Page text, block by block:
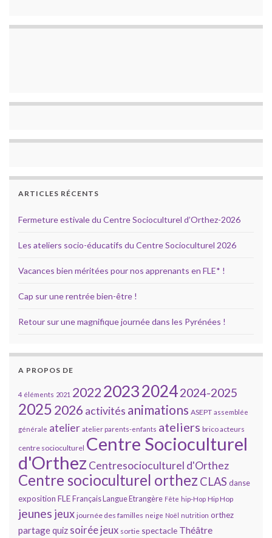
ARTICLES RÉCENTS
Fermeture estivale du Centre Socioculturel d’Orthez-2026
Les ateliers socio-éducatifs du Centre Socioculturel 2026
Vacances bien méritées pour nos apprenants en FLE* !
Cap sur une rentrée bien-être !
Retour sur une magnifique journée dans les Pyrénées !
A PROPOS DE
4 éléments 2021 2022202320242024-2025
20252026 activités animations ASEPT assemblée
générale atelier atelier parents-enfants ateliers brico acteurs
centre socioculturel Centre Socioculturel
d'Orthez Centresocioculturel d'Orthez
Centre socioculturel orthez CLAS danse
exposition FLE Français Langue Etrangère Fête hip-Hop Hip Hop
jeunes jeux journée des familles neige Noël nutrition orthez
partagequiz soirée jeux sortie spectacle Théâtre